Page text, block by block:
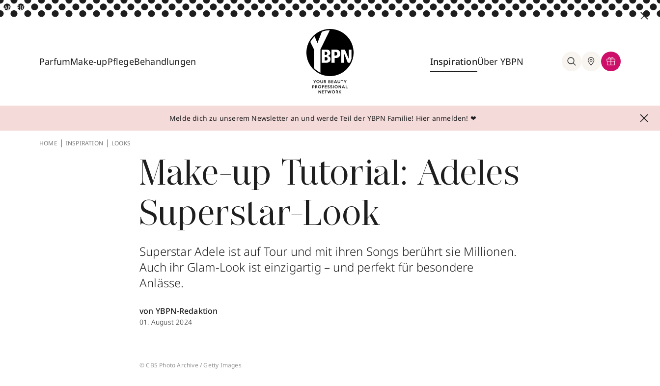
ANZEIGE
ParfumMake-upPflegeBehandlungen InspirationÜber YBPN
Melde dich zu unserem Newsletter an und werde Teil der YBPN Familie! Hier anmelden! ❤
HOME INSPIRATION LOOKS
Make-up Tutorial: Adeles
Superstar-Look
Superstar Adele ist auf Tour und mit ihren Songs berührt sie Millionen.
Auch ihr Glam-Look ist einzigartig – und perfekt für besondere
Anlässe.
von YBPN-Redaktion
01. August 2024
© CBS Photo Archive / Getty Images